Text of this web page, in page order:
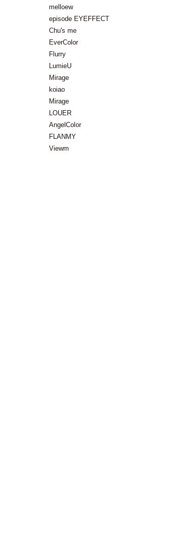
melloew
episode EYEFFECT
Chu's me
EverColor
Flurry
LumieU
Mirage
koiao
Mirage
LOUER
AngelColor
FLANMY
Viewm